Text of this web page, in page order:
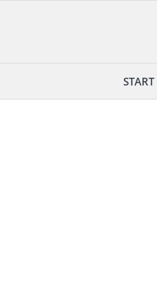
START